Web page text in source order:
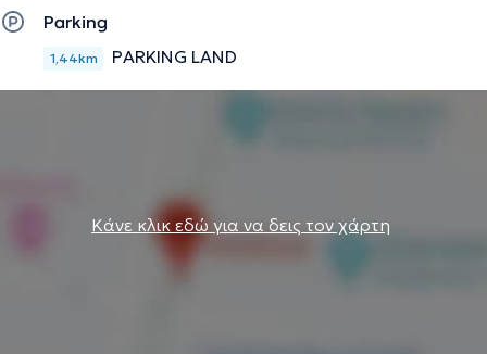
Parking
1,44km PARKING LAND
Κάνε κλικ εδώ για να δεις τον χάρτη